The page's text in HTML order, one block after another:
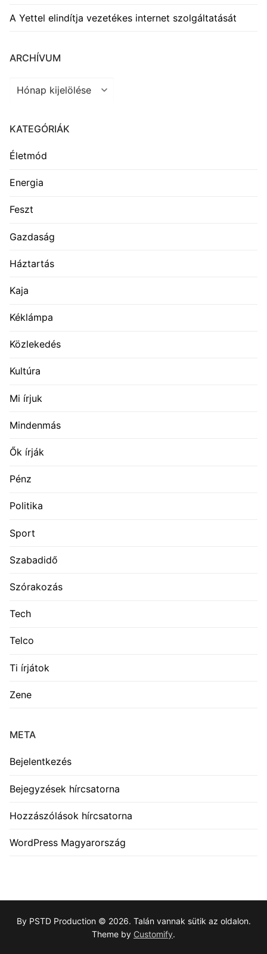
A Yettel elindítja vezetékes internet szolgáltatását
ARCHÍVUM
Archívum
KATEGÓRIÁK
Életmód
Energia
Feszt
Gazdaság
Háztartás
Kaja
Kéklámpa
Közlekedés
Kultúra
Mi írjuk
Mindenmás
Ők írják
Pénz
Politika
Sport
Szabadidő
Szórakozás
Tech
Telco
Ti írjátok
Zene
META
Bejelentkezés
Bejegyzések hírcsatorna
Hozzászólások hírcsatorna
WordPress Magyarország
By PSTD Production © 2026. Talán vannak sütik az oldalon.
Theme by Customify.